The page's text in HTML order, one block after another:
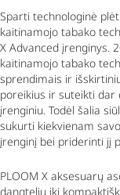
Sparti technologinė
kaitinamojo tabako
X Advanced įrenginys.
kaitinamojo tabako
sprendimais ir
poreikius ir suteikti dar
įrenginiu. Todėl šalia
sukurti kiekvienam
įrenginį bei priderinti jį
PLOOM X aksesuarų
dangtelių iki